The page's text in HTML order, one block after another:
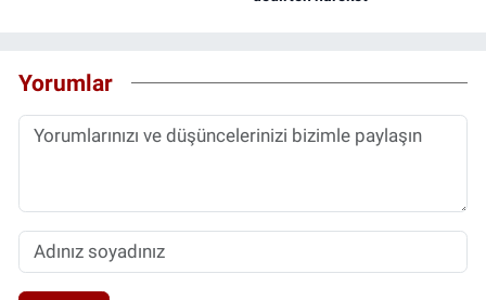
Yorumlar